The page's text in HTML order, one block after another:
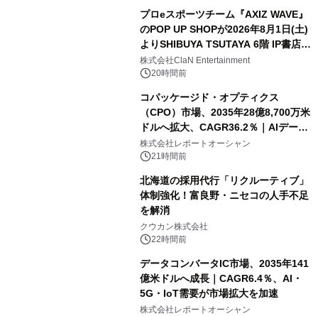
プロeスポーツチーム『AXIZ WAVE』
のPOP UP SHOPが2026年8月1日(土)
よりSHIBUYA TSUTAYA 6階 IP書店で
開催決定！！
株式会社ClaN Entertainment
20時間前
コパッケージド・オプティクス
（CPO）市場、2035年28億8,700万米
ドルへ拡大、CAGR36.2％｜AIデータ
センター・高速光通信需要が成長を加
速
株式会社レポートオーシャン
21時間前
北海道の採用代行「リクルーティブ」
体制強化！富良野・ニセコの人手不足
を解消
クウカン株式会社
22時間前
データコンバータIC市場、2035年141
億米ドルへ成長｜CAGR6.4％、AI・
5G・IoT需要が市場拡大を加速
株式会社レポートオーシャン